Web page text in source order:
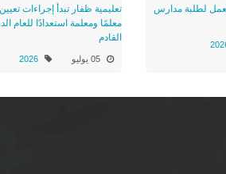
لطلبة مدارس
معلمًا ومعلمة استعدادًا للعام
القادم
05 يوليو 2026